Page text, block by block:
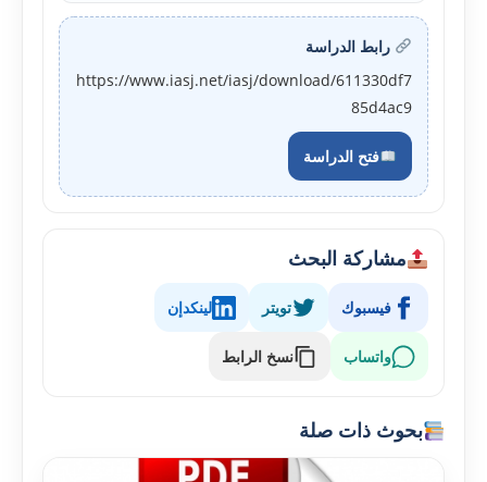
رابط الدراسة
https://www.iasj.net/iasj/download/611330df7
85d4ac9
فتح الدراسة
مشاركة البحث
فيسبوك تويتر لينكدإن
واتساب نسخ الرابط
بحوث ذات صلة